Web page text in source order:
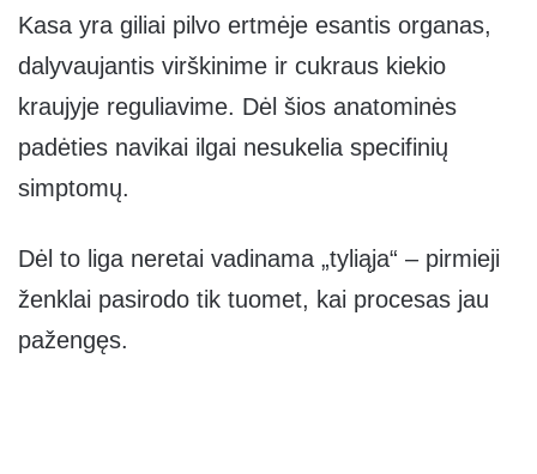
Kasa yra giliai pilvo ertmėje esantis organas,
dalyvaujantis virškinime ir cukraus kiekio
kraujyje reguliavime. Dėl šios anatominės
padėties navikai ilgai nesukelia specifinių
simptomų.
Dėl to liga neretai vadinama „tyliąja“ – pirmieji
ženklai pasirodo tik tuomet, kai procesas jau
pažengęs.